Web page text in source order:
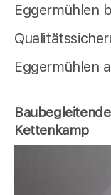
Eggermühlen
Eggermühlen
Kettenkamp